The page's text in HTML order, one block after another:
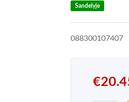
Sandelyje
088300107407
€